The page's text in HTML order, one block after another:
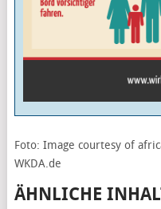
Foto: Image courtesy of
WKDA.de
ÄHNLICHE